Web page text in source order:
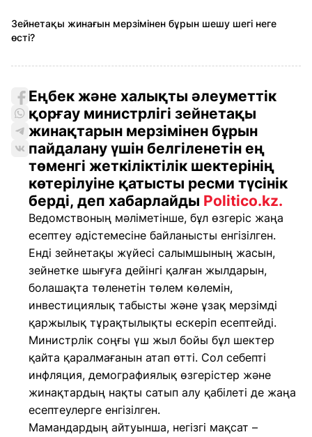
Зейнетақы жинағын мерзімінен бұрын шешу шегі неге
өсті?
Еңбек және халықты әлеуметтік
қорғау министрлігі зейнетақы
жинақтарын мерзімінен бұрын
пайдалану үшін белгіленетін ең
төменгі жеткіліктілік шектерінің
көтерілуіне қатысты ресми түсінік
берді, деп хабарлайды Politico.kz.
Ведомствоның мәліметінше, бұл өзгеріс жаңа
есептеу әдістемесіне байланысты енгізілген.
Енді зейнетақы жүйесі салымшының жасын,
зейнетке шығуға дейінгі қалған жылдарын,
болашақта төленетін төлем көлемін,
инвестициялық табысты және ұзақ мерзімді
қаржылық тұрақтылықты ескеріп есептейді.
Министрлік соңғы үш жыл бойы бұл шектер
қайта қаралмағанын атап өтті. Сол себепті
инфляция, демографиялық өзгерістер және
жинақтардың нақты сатып алу қабілеті де жаңа
есептеулерге енгізілген.
Мамандардың айтуынша, негізгі мақсат –